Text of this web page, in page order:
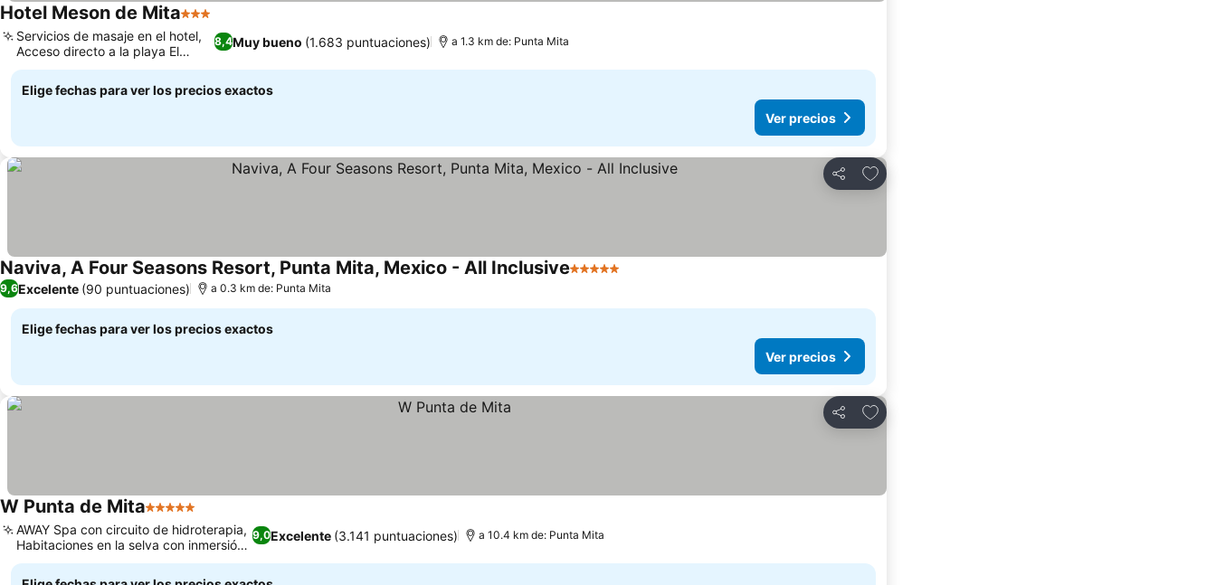
Hotel Meson de Mita3 Estrellas
8,4Muy bueno (1.683 puntuaciones)
Servicios de masaje en el hotel,
Acceso directo a la playa El
Anclote
a 1.3 km de: Punta Mita
Elige fechas para ver los precios exactos
Ver precios
Compartir
Agregar a favoritos
Naviva, A Four Seasons Resort, Punta Mita, Mexico - All Inclusive5 Estrellas
9,6Excelente (90 puntuaciones) a 0.3 km de: Punta Mita
Elige fechas para ver los precios exactos
Ver precios
Compartir
Agregar a favoritos
W Punta de Mita5 Estrellas
9,0Excelente (3.141 puntuaciones)
AWAY Spa con circuito de hidroterapia,
Habitaciones en la selva con inmersión
natural
a 10.4 km de: Punta Mita